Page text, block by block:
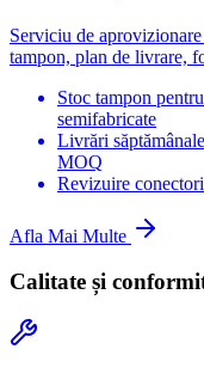
Serviciu de
tampon, plan de livrare,
Stoc tampon
semifabricate
Livrări
MOQ
Revizuire
Afla Mai Multe
Calitate și